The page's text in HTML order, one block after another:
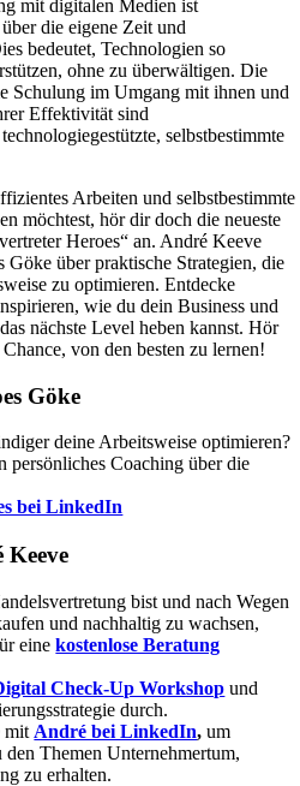
mit digitalen Medien ist
die eigene Zeit und
bedeutet, Technologien so
ohne zu überwältigen. Die
Schulung im Umgang mit ihnen und
Effektivität sind
selbstbestimmte
Arbeiten und selbstbestimmte
möchtest, hör dir doch die neueste
Heroes“ an. André Keeve
über praktische Strategien, die
zu optimieren. Entdecke
wie du dein Business und
nächste Level heben kannst. Hör
von den besten zu lernen!
Göke
deine Arbeitsweise optimieren?
persönliches Coaching über die
bei LinkedIn
bist und nach Wegen
und nachhaltig zu wachsen,
einekostenlose Beratung
Check-Up Workshop und
durch.
mit André bei LinkedIn, um
Themen Unternehmertum,
zu erhalten.